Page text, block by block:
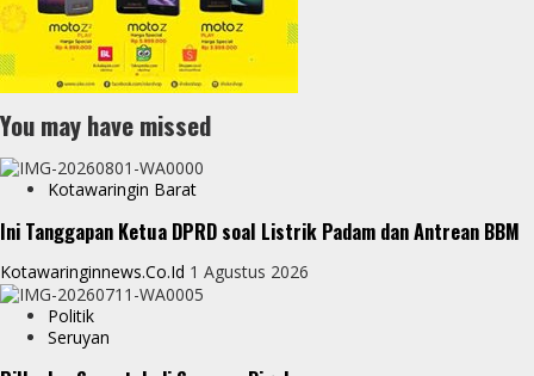
You may have missed
Kotawaringin Barat
Ini Tanggapan Ketua DPRD soal Listrik Padam dan Antrean BBM
Kotawaringinnews.co.id 1 Agustus 2026
Politik
Seruyan